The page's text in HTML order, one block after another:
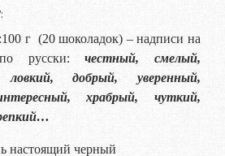
100 г (20 шоколадок) – надписи на
по русски:честный, смелый,
ловкий, добрый, уверенный,
храбрый, чуткий,
настоящий черный